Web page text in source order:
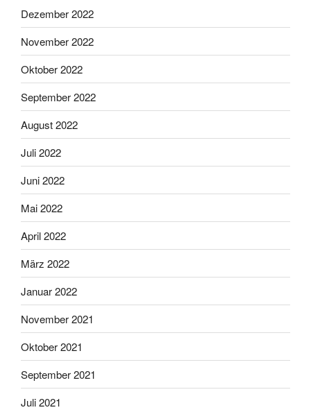
Dezember 2022
November 2022
Oktober 2022
September 2022
August 2022
Juli 2022
Juni 2022
Mai 2022
April 2022
März 2022
Januar 2022
November 2021
Oktober 2021
September 2021
Juli 2021